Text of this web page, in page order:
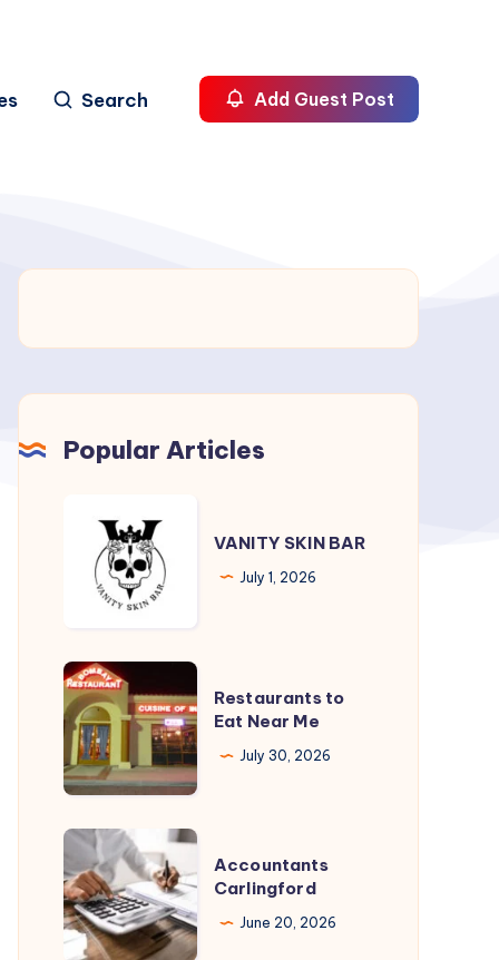
Search Add Guest Post
Popular Articles
BAR
VANITY SKIN BAR
July 1, 2026
Restaurants
to
Eat
Near
Me
Restaurants to
Eat Near Me
July 30, 2026
Accountants
Carlingford
Accountants
Carlingford
June 20, 2026